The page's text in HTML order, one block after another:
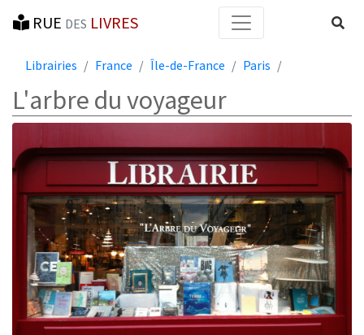
RUE DES LIVRES
Librairies France Île-de-France Paris
L'arbre du voyageur